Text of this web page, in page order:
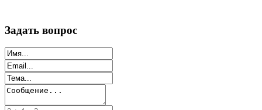
Задать вопрос